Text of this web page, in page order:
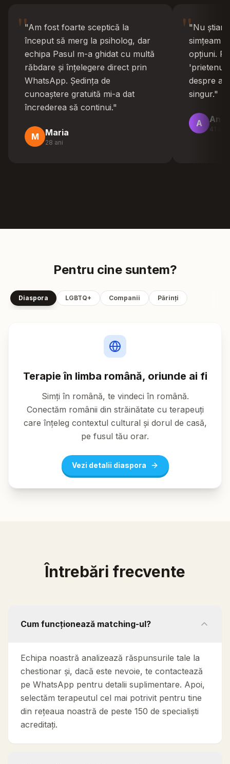
"
"Am fost foarte sceptică la
început să merg la psiholog, dar
echipa Pasul m-a ghidat cu multă
răbdare și înțelegere direct prin
WhatsApp. Ședința de
cunoaștere gratuită mi-a dat
încrederea să continui."
M Maria
28 ani
"
"Nu
simțeam
opțiuni.
despre
singur."
A
41 ani
Pentru cine suntem?
Diaspora LGBTQ+ Companii Părinți
Terapie în limba română, oriunde ai fi
Simți în română, te vindeci în română.
Conectăm românii din străinătate cu terapeuți
care înțeleg contextul cultural și dorul de casă,
pe fusul tău orar.
Vezi detalii diaspora
Întrebări frecvente
Cum funcționează matching-ul?
Echipa noastră analizează răspunsurile tale la
chestionar și, dacă este nevoie, te contactează
pe WhatsApp pentru detalii suplimentare. Apoi,
selectăm terapeutul cel mai potrivit pentru tine
din rețeaua noastră de peste 150 de specialiști
acreditați.